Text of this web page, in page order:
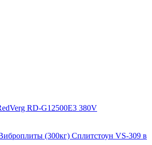
RD-G12500E3 380V